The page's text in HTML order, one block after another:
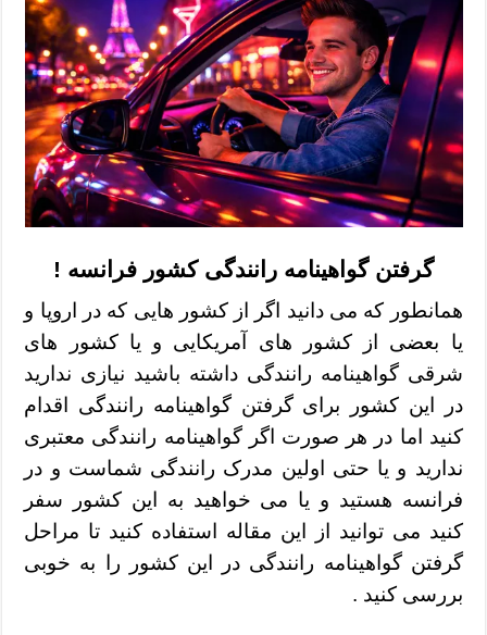
گرفتن گواهینامه رانندگی کشور فرانسه !
همانطور که می دانید اگر از کشور هایی که در اروپا و
یا بعضی از کشور های آمریکایی و یا کشور های
شرقی گواهینامه رانندگی داشته باشید نیازی ندارید
در این کشور برای گرفتن گواهینامه رانندگی اقدام
کنید اما در هر صورت اگر گواهینامه رانندگی معتبری
ندارید و یا حتی اولین مدرک رانندگی شماست و در
فرانسه هستید و یا می خواهید به این کشور سفر
کنید می توانید از این مقاله استفاده کنید تا مراحل
گرفتن گواهینامه رانندگی در این کشور را به خوبی
بررسی کنید .